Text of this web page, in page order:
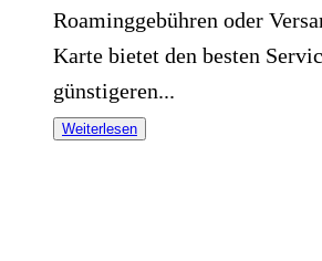
Roaminggebühren oder
Karte bietet den besten
günstigeren...
Weiterlesen